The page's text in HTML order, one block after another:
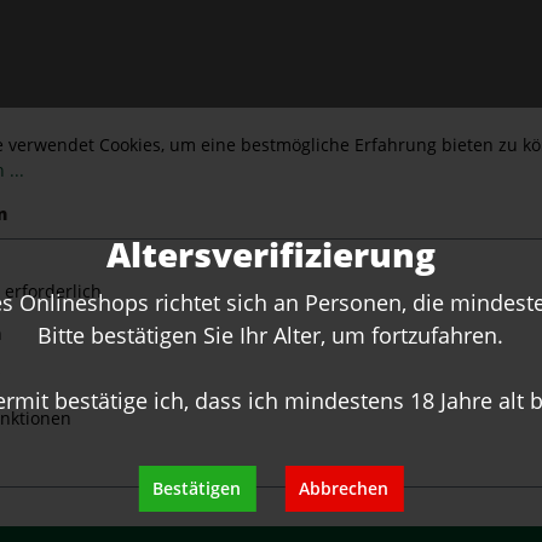
Altersverifizierung
Onlineshops richtet sich an Personen, die
Bitte bestätigen Sie Ihr Alter, um fortzufahren.
bestätige ich, dass ich mindestens 18 Jahre alt
Bestätigen Abbrechen
Cabernet
verwendet Cookies, um eine bestmögliche Erfahrung bieten zu
...
erforderlich